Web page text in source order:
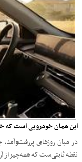
این همان خودرویی است که
در میان روزهای
نقطه‌ ثابتی‌ست که همه‌چیز از